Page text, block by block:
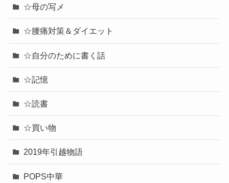
☆母の写メ
☆腰痛対策＆ダイエット
☆自分のために書く話
☆記憶
☆読書
☆買い物
2019年引越物語
POPS中華